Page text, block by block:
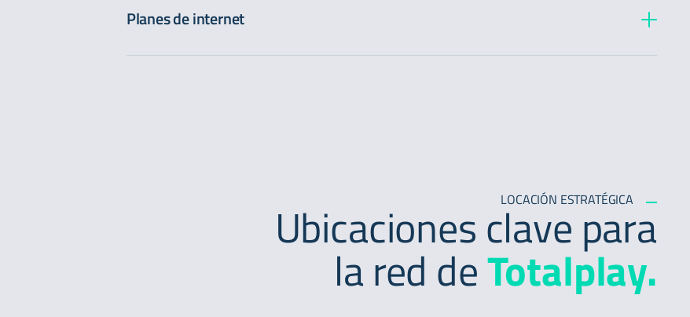
Planes de internet
LOCACIÓN ESTRATÉGICA
Ubicaciones clave para
la red deTotalplay.